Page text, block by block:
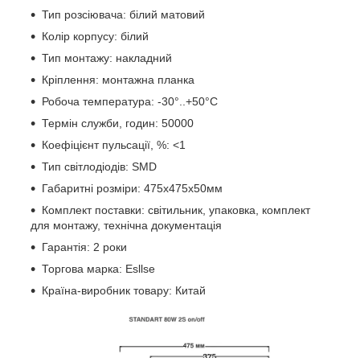
Тип розсіювача: білий матовий
Колір корпусу: білий
Тип монтажу: накладний
Кріплення: монтажна планка
Робоча температура: -30°..+50°C
Термін служби, годин: 50000
Коефіцієнт пульсації, %: <1
Тип світлодіодів: SMD
Габаритні розміри: 475х475х50мм
Комплект поставки: світильник, упаковка, комплект
для монтажу, технічна документація
Гарантія: 2 роки
Торгова марка: Esllse
Країна-виробник товару: Китай